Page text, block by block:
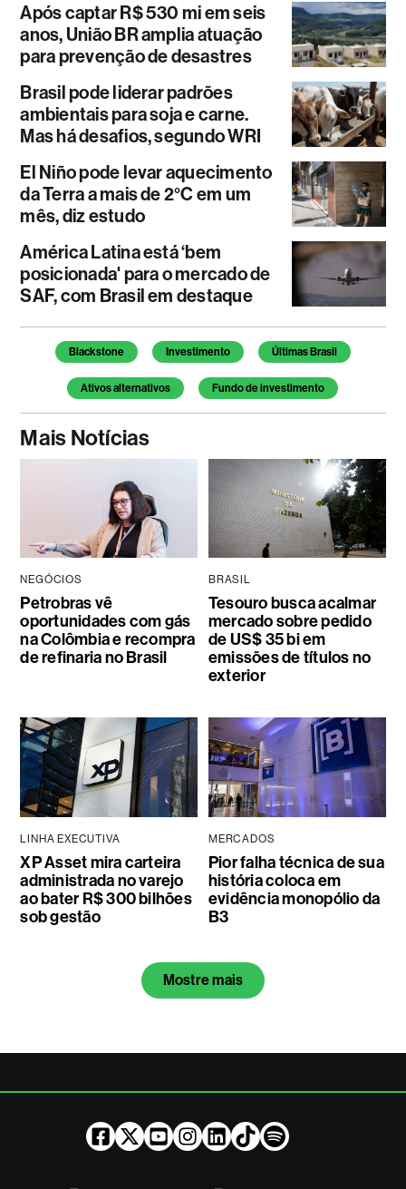
Após captar R$ 530 mi em seis
anos, União BR amplia atuação
para prevenção de desastres
Brasil pode liderar padrões
ambientais para soja e carne.
Mas há desafios, segundo WRI
El Niño pode levar aquecimento
da Terra a mais de 2°C em um
mês, diz estudo
América Latina está ‘bem
posicionada' para o mercado de
SAF, com Brasil em destaque
Temas deste artigo
Blackstone Investimento Últimas Brasil
Ativos alternativos Fundo de investimento
Mais Notícias
NEGÓCIOS
Petrobras vê
oportunidades com gás
na Colômbia e recompra
de refinaria no Brasil
BRASIL
Tesouro busca acalmar
mercado sobre pedido
de US$ 35 bi em
emissões de títulos no
exterior
LINHA EXECUTIVA
XP Asset mira carteira
administrada no varejo
ao bater R$ 300 bilhões
sob gestão
MERCADOS
Pior falha técnica de sua
história coloca em
evidência monopólio da
B3
Mostre mais